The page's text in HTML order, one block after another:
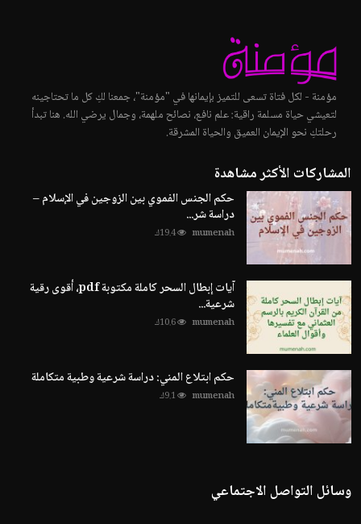
مؤمنة - لكل فتاة تسعى للتميز بإيمانها في "مؤمنة"، جمعنا لكِ كل ما تحتاجينه
لتعيشي حياة مسلمة راقية: علم نافع، نصائح ملهمة، وجمال يرضي الله. هنا تبدأ
رحلتكِ نحو الإيمان العميق والحياة المشرقة.
المشاركات الأكثر مشاهدة
حكم الجنس الفموي بين الزوجين في الإسلام –
دراسة شر...
mumenah
آيات إبطال السحر كاملة مكتوبة pdf، أقوى رقية
شرعية...
mumenah
حكم ابتلاع المني: دراسة شرعية وطبية متكاملة
mumenah
وسائل التواصل الاجتماعي